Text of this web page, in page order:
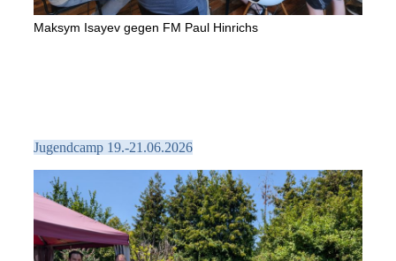
Maksym Isayev gegen FM Paul Hinrichs
Jugendcamp 19.-21.06.2026